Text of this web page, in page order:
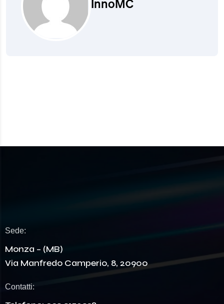
InnoMC
Sede:
Monza – (MB)
Via Manfredo Camperio, 8, 20900
Contatti: